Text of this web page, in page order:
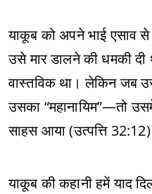
याकूब को अपने भाई एसाव
उसे मार डालने की धमकी
वास्तविक था। लेकिन जब
उसका “महानायिम”—तो
साहस आया (उत्पत्ति
याकूब की कहानी हमें याद